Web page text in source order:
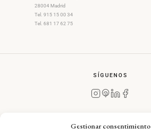
Gestionar consentimiento
28004 Madrid
Tel. 915 15 00 34
Tel. 681 17 62 75
SÍGUENOS